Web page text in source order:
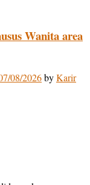
Wanita area
08/2026byKarir